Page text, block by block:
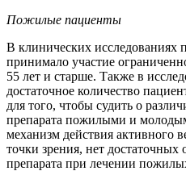
Пожилые пациенты
В клинических исследованиях
принимало участие
55 лет и старше. Также в
достаточное количество
для того, чтобы судить о
препарата пожилыми и
механизм действия активного
точки зрения, нет
препарата при лечении